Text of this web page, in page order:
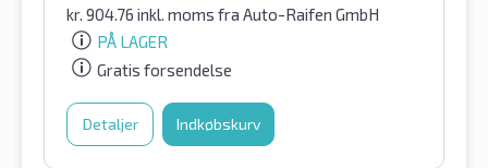
kr. 904.76 inkl. moms fra Auto-Raifen GmbH
PÅ LAGER
Gratis forsendelse
Detaljer Indkøbskurv